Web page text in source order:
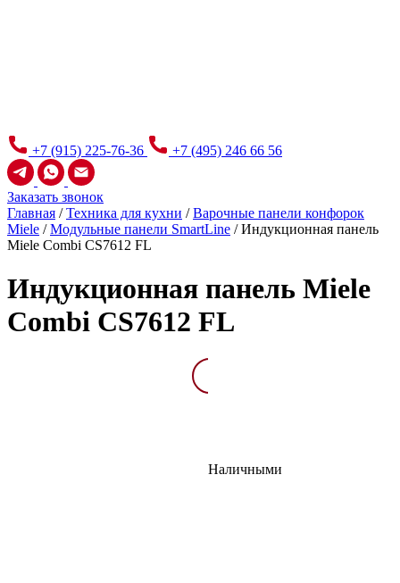
+7 (915) 225-76-36 +7 (495) 246 66 56
Заказать звонок
Главная /Техника для кухни /Варочные панели конфорок
Miele /Модульные панели SmartLine /Индукционная панель
Miele Combi CS7612 FL
Индукционная панель Miele
Combi CS7612 FL
Наличными